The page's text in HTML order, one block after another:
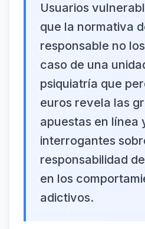
Usuarios
que la normativa
responsable no
caso de una
psiquiatría que
euros revela las
apuestas en línea
interrogantes
responsabilidad
en los
adictivos.